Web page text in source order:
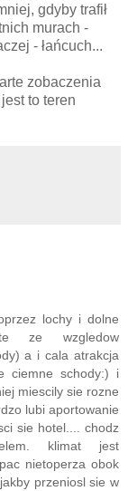
gdyby trafił
murach -
- łańcuch...
zobaczenia
to teren
lochy i dolne
ze wzgledow
a i cala atrakcja
ciemne schody:) i
miescily sie rozne
lubi aportowanie
sie hotel.... chodz
klimat jest
nietoperza obok
przeniosl sie w